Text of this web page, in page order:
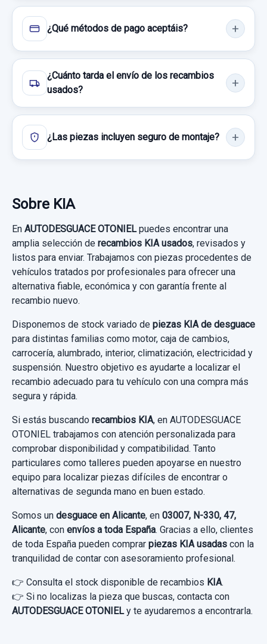
PILOTO TRASERO IZQUIERDO 924011G2L
PILOTO TRASERO IZQUIERDO 924011G2L
KIA RIO II (JB) 1.4 16V
Garantía 1 año
1049110
23,96 €
Sin IVA, gastos de envío no incluidos.
Consultar por whatsapp
80,00 €
Sin IVA, gastos de envío no incluidos.
Consultar por whatsapp
¿Qué métodos de pago aceptáis?
¿Cuánto tarda el envío de los recambios
usados?
¿Las piezas incluyen seguro de montaje?
Sobre KIA
En AUTODESGUACE OTONIELpuedes encontrar una
amplia selección de recambios KIA usados, revisados y
listos para enviar. Trabajamos con piezas procedentes de
vehículos tratados por profesionales para ofrecer una
alternativa fiable, económica y con garantía frente al
recambio nuevo.
Disponemos de stock variado de piezas KIA de desguace
para distintas familias como motor, caja de cambios,
carrocería, alumbrado, interior, climatización, electricidad y
suspensión. Nuestro objetivo es ayudarte a localizar el
recambio adecuado para tu vehículo con una compra más
segura y rápida.
Si estás buscando recambios KIA, en AUTODESGUACE
OTONIEL trabajamos con atención personalizada para
comprobar disponibilidad y compatibilidad. Tanto
particulares como talleres pueden apoyarse en nuestro
equipo para localizar piezas difíciles de encontrar o
alternativas de segunda mano en buen estado.
Somos un desguace en Alicante, en 03007, N-330, 47,
Alicante, con envíos a toda España. Gracias a ello, clientes
de toda España pueden comprar piezas KIA usadas con la
tranquilidad de contar con asesoramiento profesional.
👉 Consulta el stock disponible de recambios KIA.
👉 Si no localizas la pieza que buscas, contacta con
AUTODESGUACE OTONIELy te ayudaremos a encontrarla.